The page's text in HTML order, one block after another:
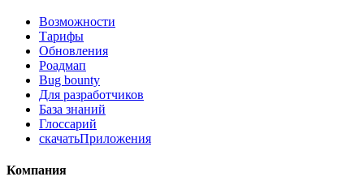
Возможности
Тарифы
Обновления
Роадмап
Bug bounty
Для разработчиков
База знаний
Глоссарий
скачатьПриложения
Компания